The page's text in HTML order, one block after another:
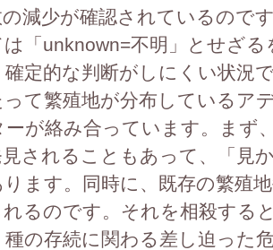
減少が確認されているので
「unknown=不明」とせざ
定的な判断がしにくい状況
て繁殖地が分布しているア
が絡み合っています。まず
されることもあって、「見
ります。同時に、既存の繁殖
るのです。それを相殺する
の存続に関わる差し迫った